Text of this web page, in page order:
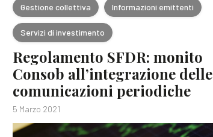
Gestione collettiva Informazioni emittenti
Servizi di investimento
Regolamento SFDR: monito
Consob all’integrazione delle
comunicazioni periodiche
5 Marzo 2021